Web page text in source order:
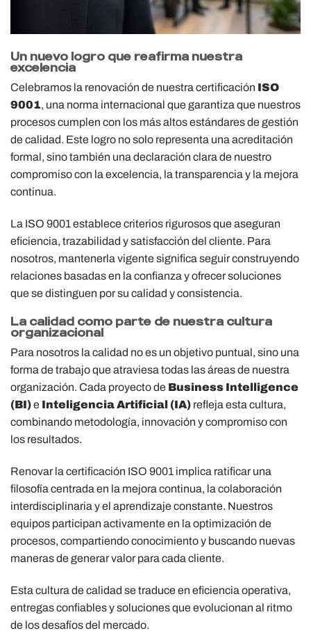
Un nuevo logro que reafirma nuestra
excelencia
Celebramos la renovación de nuestra certificación ISO
9001, una norma internacional que garantiza que nuestros
procesos cumplen con los más altos estándares de gestión
de calidad. Este logro no solo representa una acreditación
formal, sino también una declaración clara de nuestro
compromiso con la excelencia, la transparencia y la mejora
continua.
La ISO 9001 establece criterios rigurosos que aseguran
eficiencia, trazabilidad y satisfacción del cliente. Para
nosotros, mantenerla vigente significa seguir construyendo
relaciones basadas en la confianza y ofrecer soluciones
que se distinguen por su calidad y consistencia.
La calidad como parte de nuestra cultura
organizacional
Para nosotros la calidad no es un objetivo puntual, sino una
forma de trabajo que atraviesa todas las áreas de nuestra
organización. Cada proyecto de Business Intelligence
(BI)e Inteligencia Artificial (IA) refleja esta cultura,
combinando metodología, innovación y compromiso con
los resultados.
Renovar la certificación ISO 9001 implica ratificar una
filosofía centrada en la mejora continua, la colaboración
interdisciplinaria y el aprendizaje constante. Nuestros
equipos participan activamente en la optimización de
procesos, compartiendo conocimiento y buscando nuevas
maneras de generar valor para cada cliente.
Esta cultura de calidad se traduce en eficiencia operativa,
entregas confiables y soluciones que evolucionan al ritmo
de los desafíos del mercado.